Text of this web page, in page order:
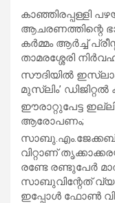
കാഞ്ഞിരപ്പള്ളി
ആചരണത്തിന്റെ
കർമ്മം ആർച്ച്
താമരശ്ശേരി
സൗദിയില്‍
മുസ്ലിം’
ഈരാറ്റുപേട്ട
ആരോപണം;
സാബു.എം.ജേക്കബ്
വിറ്റാണ്
രണ്ടേ രണ്ടുപേര്‍
സാബുവിന്റേത്
ഇപ്പോള്‍ ഫോണ്‍